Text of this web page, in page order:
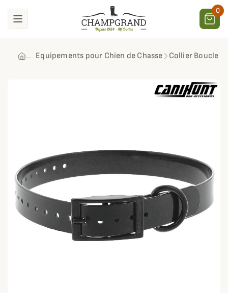
0
Equipements pour Chien de Chasse Collier Boucle